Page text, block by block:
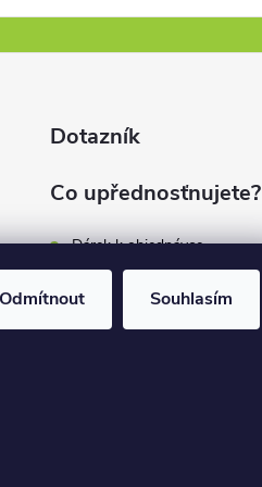
Odmítnout Souhlasím
Dotazník
Co upřednosťnujete?
Dárek k objednávce
Zákaznický servis
Dopravu zdarma